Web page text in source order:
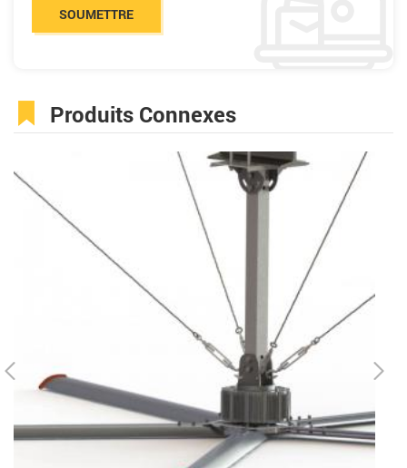
Produits Connexes